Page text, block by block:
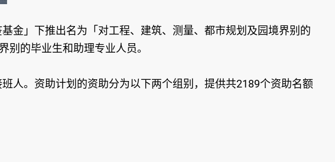
金」下推出名为「对工程、建筑、测量、都市规划及园境界别的
的毕业生和助理专业人员。
人。资助计划的资助分为以下两个组别，提供共2189个资助名额